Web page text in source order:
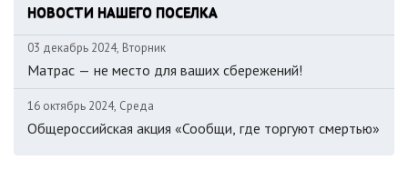
НОВОСТИ НАШЕГО ПОСЕЛКА
03 декабрь 2024, Вторник
Матрас — не место для ваших сбережений!
16 октябрь 2024, Среда
Общероссийская акция «Сообщи, где торгуют смертью»